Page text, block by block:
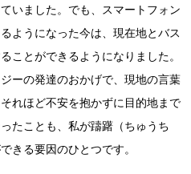
いました。でも、スマートフォン
ようになった今は、現在地とバス
ことができるようになりました。
ーの発達のおかげで、現地の言葉
れほど不安を抱かずに目的地まで
たことも、私が躊躇（ちゅうち
きる要因のひとつです。